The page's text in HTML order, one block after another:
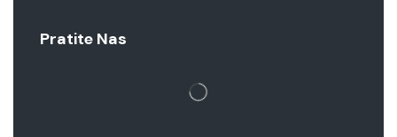
Pratite Nas